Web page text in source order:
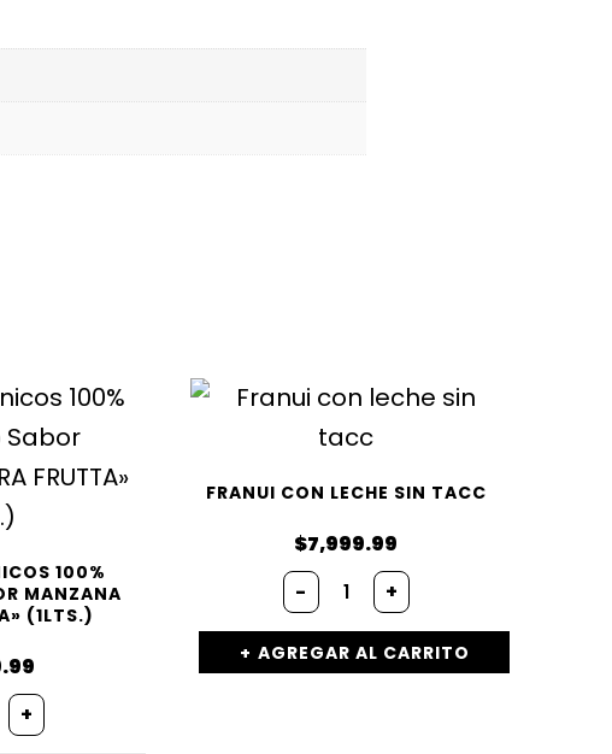
100%
MANZANA
(1LTS.)
+
FRANUI CON LECHE SIN TACC
$7,999.99
- Franui
con
leche
sin
tacc
+
AGREGAR AL CARRITO